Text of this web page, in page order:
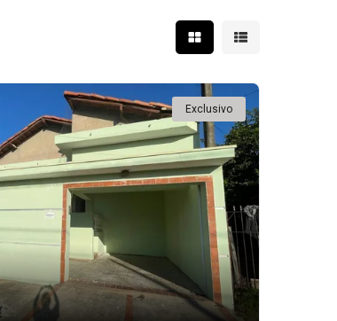
Mostrar resultados em
Mostrar
Exclusivo